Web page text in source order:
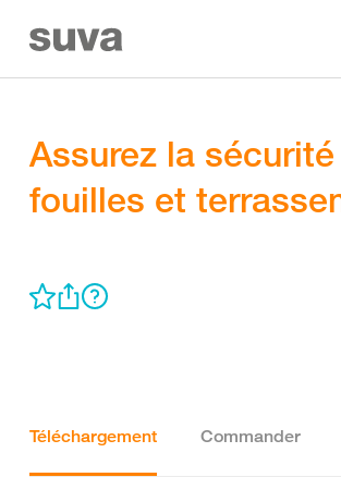
Assurez la
fouilles et
Téléchargement Commander